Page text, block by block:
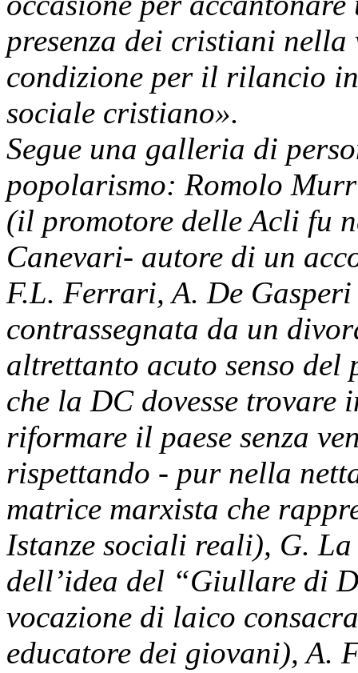
presenza dei cristiani
condizione per il rilancio
sociale cristiano».
Segue una galleria di
popolarismo: Romolo
(il promotore delle Acli fu
Canevari- autore di un
F.L. Ferrari, A. De Gasperi
contrassegnata da un
altrettanto acuto senso del
che la DC dovesse trovare
riformare il paese senza
rispettando - pur nella
matrice marxista che
Istanze sociali reali), G.
dell’idea del “Giullare di
vocazione di laico
educatore dei giovani), A.